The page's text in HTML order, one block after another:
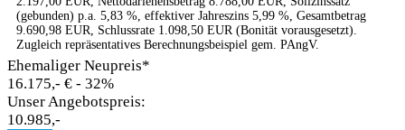
(gebunden) p.a. 5,83 %, effektiver Jahreszins 5,99 %, Gesamtbetrag
9.690,98 EUR, Schlussrate 1.098,50 EUR (Bonität vorausgesetzt).
Zugleich repräsentatives Berechnungsbeispiel gem. PAngV.
Ehemaliger Neupreis*
16.175,- € - 32%
Unser Angebotspreis:
10.985,-